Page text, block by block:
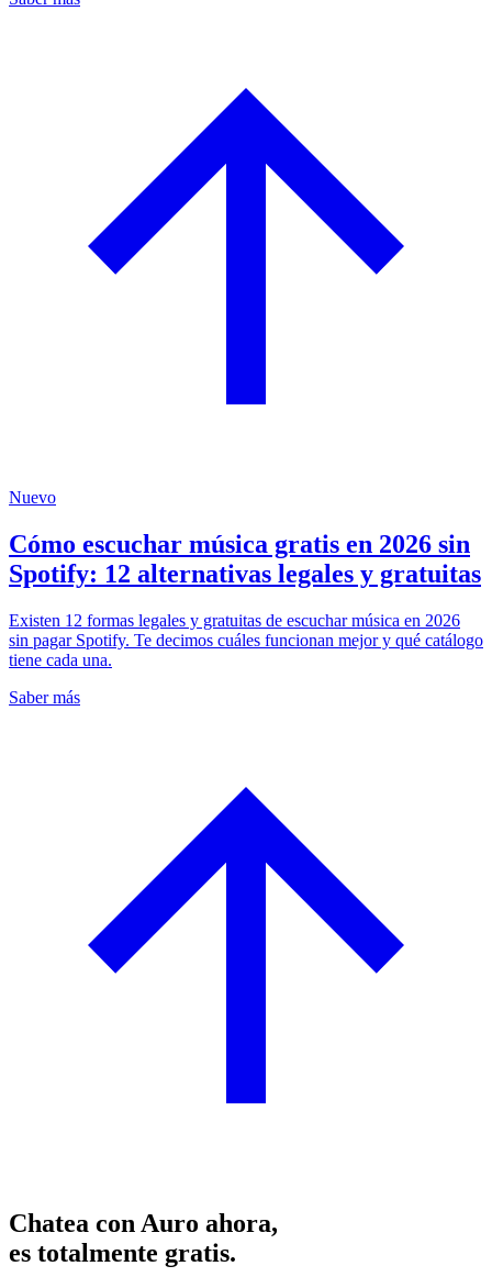
Nuevo
Cómo escuchar música gratis en 2026 sin
Spotify: 12 alternativas legales y gratuitas
Existen 12 formas legales y gratuitas de escuchar música en 2026
sin pagar Spotify. Te decimos cuáles funcionan mejor y qué catálogo
tiene cada una.
Saber más
Chatea con Auro ahora,
es totalmente gratis.